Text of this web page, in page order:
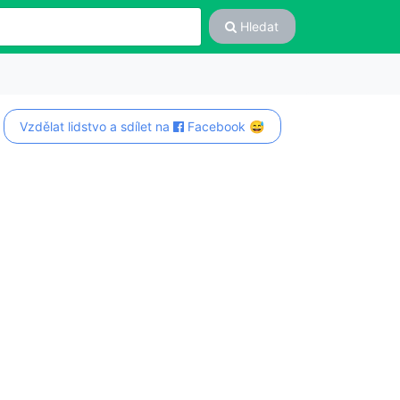
Hledat
Vzdělat lidstvo a sdílet na Facebook 😅